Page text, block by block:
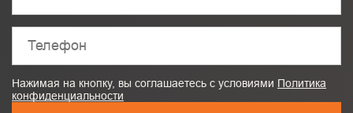
Нажимая на кнопку, вы соглашаетесь с условиями Политика
конфиденциальности